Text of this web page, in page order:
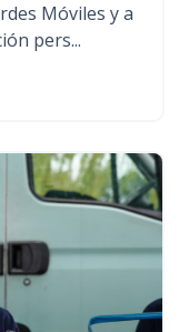
Móviles y a
pers...